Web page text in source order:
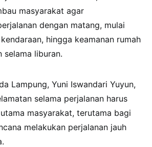
masyarakat agar
dengan matang, mulai
hingga keamanan rumah
liburan.
Lampung, Yuni Iswandari Yuyun,
selama perjalanan harus
masyarakat, terutama bagi
melakukan perjalanan jauh